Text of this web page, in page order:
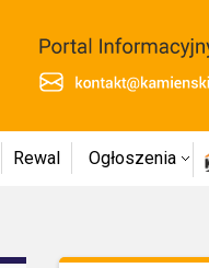
Rewal Ogłoszenia